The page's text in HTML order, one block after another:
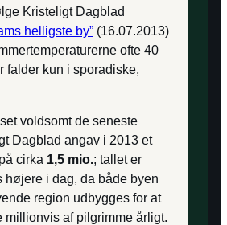
Kristeligt Dagblad
helligste by” (16.07.2013)
ofte 40
falder kun i sporadiske,
voldsomt de seneste
Dagblad angav i 2013 et
cirka 1,5 mio.; tallet er
højere i dag, da både byen
region udbygges for at
millionvis af pilgrimme årligt.